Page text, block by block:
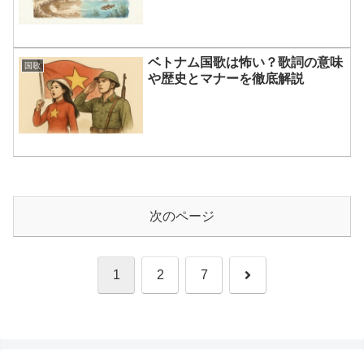
国歌
ベトナム国歌は怖い？歌詞の意味
や歴史とマナーを徹底解説
次のページ
1 2 7 次